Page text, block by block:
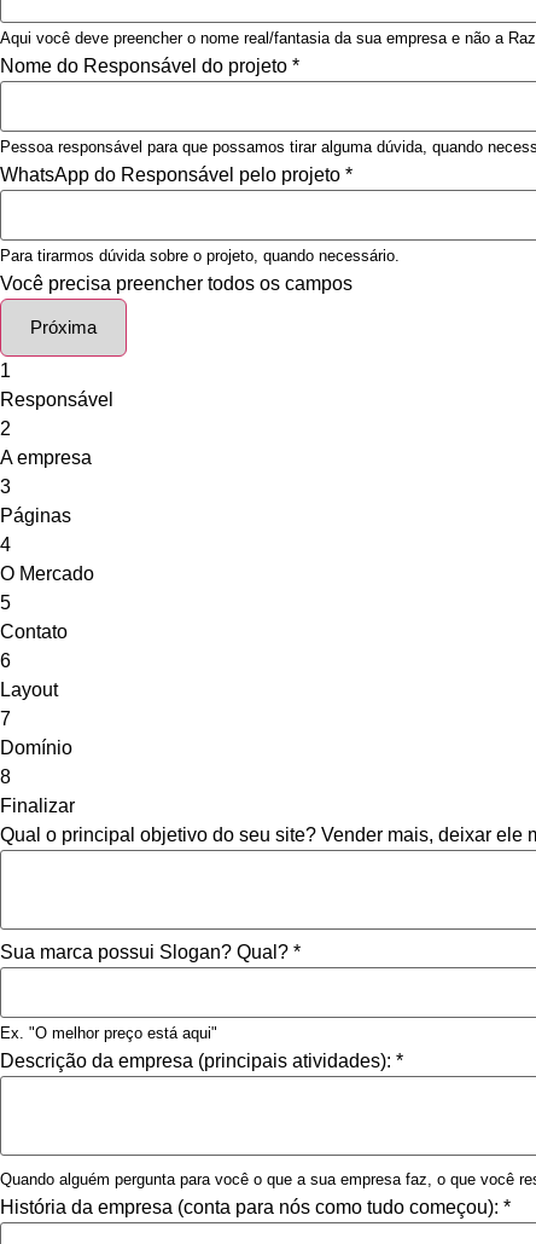
Aqui você deve preencher o nome real/fantasia da sua empresa e não a
Nome do Responsável do projeto *
Pessoa responsável para que possamos tirar alguma dúvida, quando
WhatsApp do Responsável pelo projeto *
Para tirarmos dúvida sobre o projeto, quando necessário.
Você precisa preencher todos os campos
Próxima
1
Responsável
2
A empresa
3
Páginas
4
O Mercado
5
Contato
6
Layout
7
Domínio
8
Finalizar
Qual o principal objetivo do seu site? Vender mais, deixar ele
Sua marca possui Slogan? Qual? *
Ex. "O melhor preço está aqui"
Descrição da empresa (principais atividades): *
Quando alguém pergunta para você o que a sua empresa faz, o que você
História da empresa (conta para nós como tudo começou): *